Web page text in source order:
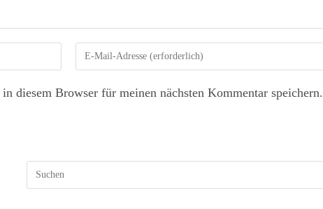
diesem Browser für meinen nächsten Kommentar speichern.